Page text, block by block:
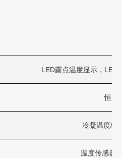
LED露点温度显示，LED
恒压
冷凝温度/露
温度传感器